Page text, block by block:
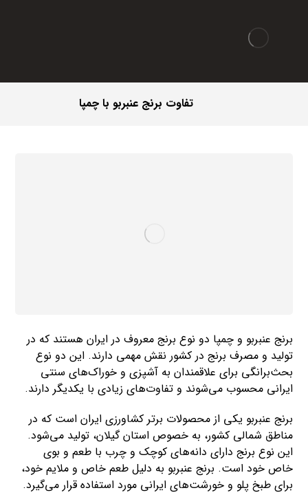
تفاوت برنج عنبربو با چمپا
برنج عنبربو و چمپا دو نوع برنج معروف در ایران هستند که در
تولید و مصرف برنج در کشور نقش مهمی دارند. این دو نوع
بحث‌برانگی برای علاقمندان به آشپزی و خوراک‌های سنتی
ایرانی محسوب می‌شوند و تفاوت‌های زیادی با یکدیگر دارند.
برنج عنبربو یکی از محصولات برتر کشاورزی ایران است که در
مناطق شمالی کشور، به خصوص استان گیلان، تولید می‌شود.
این نوع برنج دارای دانه‌های کوچک و چرب با طعم و بوی
خاص خود است. برنج عنبربو به دلیل طعم خاص و ملایم خود،
برای طبخ پلو و خورشت‌های ایرانی مورد استفاده قرار می‌گیرد.